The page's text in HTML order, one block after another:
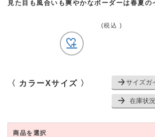
見た目も風合いも爽やかなボーダーは春夏の
(税込 )
〈 カラーXサイズ 〉 サイズガ
在庫状
商品を選択